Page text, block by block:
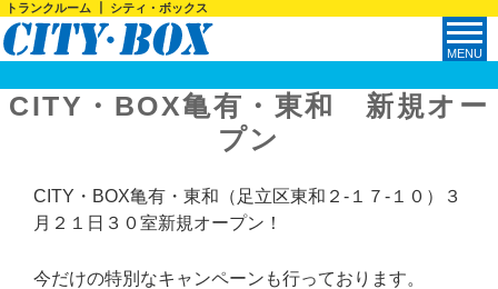
トランクルーム ┃ シティ・ボックス
CITY・BOX亀有・東和 新規オー
プン
CITY・BOX亀有・東和（足立区東和２-１７-１０）３
月２１日３０室新規オープン！
今だけの特別なキャンペーンも行っております。